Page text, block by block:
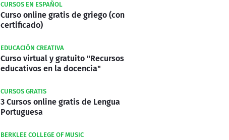
CURSOS EN ESPAÑOL
Curso online gratis de griego (con
certificado)
EDUCACIÓN CREATIVA
Curso virtual y gratuito "Recursos
educativos en la docencia"
CURSOS GRATIS
3 Cursos online gratis de Lengua
Portuguesa
BERKLEE COLLEGE OF MUSIC